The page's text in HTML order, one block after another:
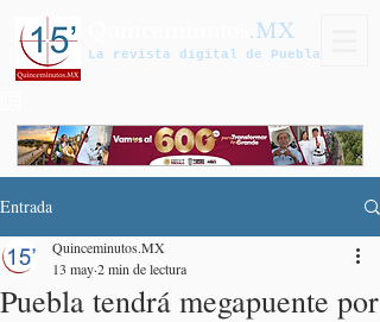
.MX
La revista digital de Puebla
Entrada
Puebla tendrá megapuente por
Quinceminutos.MX
13 may2 min de lectura